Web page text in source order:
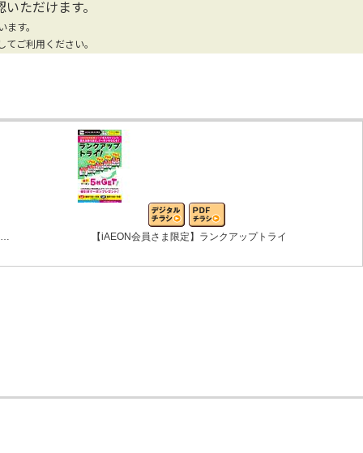
ただけます。
す。
ご利用ください。
【iAEON会員さま限定】ランクアップトライ